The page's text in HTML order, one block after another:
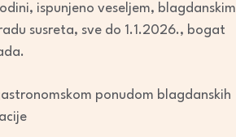
ispunjeno veseljem, blagdanskim
susreta, sve do 1.1.2026., bogat
ponudom blagdanskih